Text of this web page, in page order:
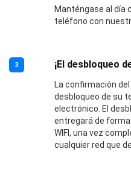
Manténgase al día
teléfono con
3 ¡El desbloqueo
La confirmación
desbloqueo de su
electrónico. El
entregará de
WIFI, una vez
cualquier red que